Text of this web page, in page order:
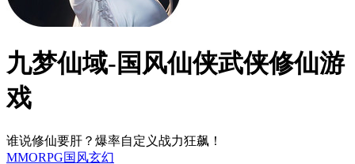
九梦仙域-国风仙侠武侠修仙游
戏
谁说修仙要肝？爆率自定义战力狂飙！
MMORPG国风玄幻